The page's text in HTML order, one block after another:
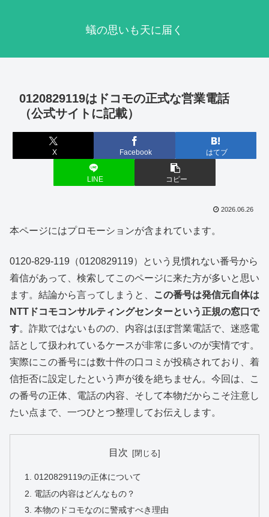
蟻の思いも天に届く
0120829119はドコモの正式な営業電話
（公式サイトに記載）
X Facebook はてブ
LINE コピー
2026.06.26
本ページにはプロモーションが含まれています。
0120-829-119（0120829119）という見慣れない番号から
着信があって、検索してこのページに来た方が多いと思い
ます。結論から言ってしまうと、
この番号は発信元自体は
NTTドコモコンサルティングセンターという正規の窓口で
す。詐欺ではないものの、内容はほぼ営業電話で、迷惑電
話として扱われているケースが非常に多いのが実情です。
実際にこの番号には数十件の口コミが投稿されており、着
信拒否に設定したという声が後を絶ちません。今回は、こ
の番号の正体、電話の内容、そして本物だからこそ注意し
たい点まで、一つひとつ整理してお伝えします。
目次
0120829119の正体について
電話の内容はどんなもの？
本物のドコモなのに警戒すべき理由